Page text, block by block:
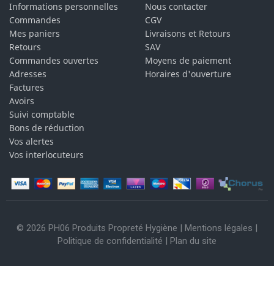
Informations personnelles
Commandes
Mes paniers
Retours
Commandes ouvertes
Adresses
Factures
Avoirs
Suivi comptable
Bons de réduction
Vos alertes
Vos interlocuteurs
Nous contacter
CGV
Livraisons et Retours
SAV
Moyens de paiement
Horaires d'ouverture
© 2026 PH06 Produits Propreté Hygiène | Mentions légales |
Politique de confidentialité | Plan du site